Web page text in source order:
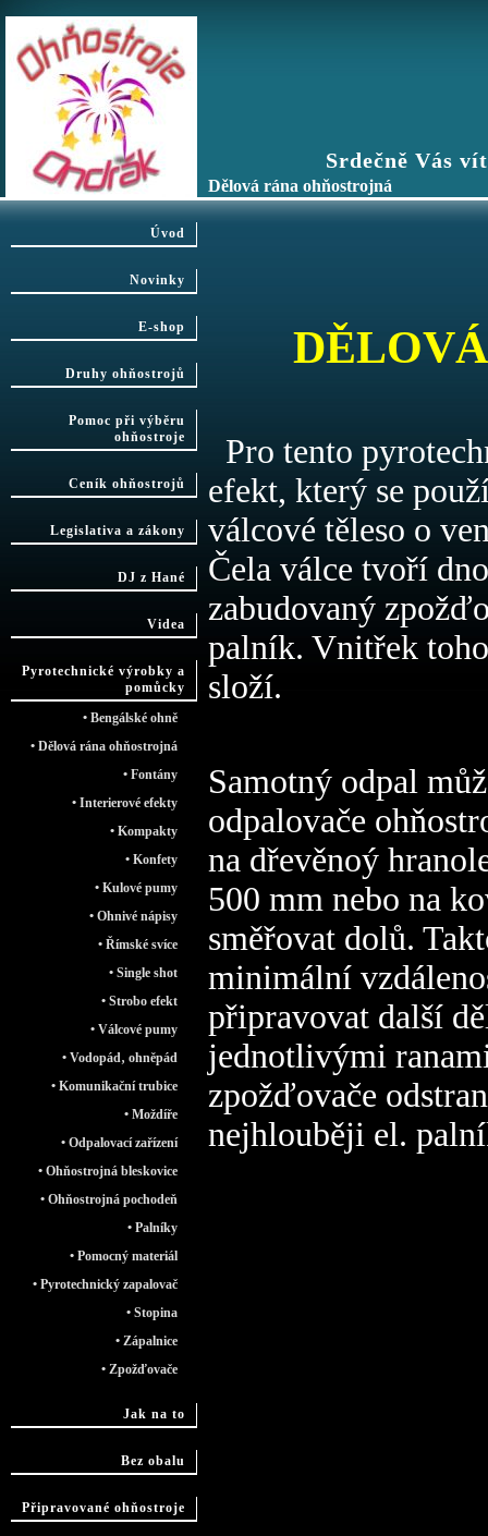
Srdečně Vás vítáme
Dělová rána ohňostrojná
Úvod
Novinky
E-shop
Druhy ohňostrojů
Pomoc při výběru
ohňostroje
Ceník ohňostrojů
Legislativa a zákony
DJ z Hané
Videa
Pyrotechnické výrobky a
pomůcky
• Bengálské ohně
• Dělová rána ohňostrojná
• Fontány
• Interierové efekty
• Kompakty
• Konfety
• Kulové pumy
• Ohnivé nápisy
• Římské svíce
• Single shot
• Strobo efekt
• Válcové pumy
• Vodopád‚ ohněpád
• Komunikační trubice
• Moždíře
• Odpalovací zařízení
• Ohňostrojná bleskovice
• Ohňostrojná pochodeň
• Palníky
• Pomocný materiál
• Pyrotechnický zapalovač
• Stopina
• Zápalnice
• Zpožďovače
Jak na to
Bez obalu
Připravované ohňostroje
Pro tento
efekt, který se
válcové těleso o
Čela válce tvoří
zabudovaný
palník. Vnitřek
složí.
Samotný odpal
odpalovače
na dřevěnoý
500 mm nebo na
směřovat dolů.
minimální
připravovat další
jednotlivými
zpožďovače
nejhlouběji el.